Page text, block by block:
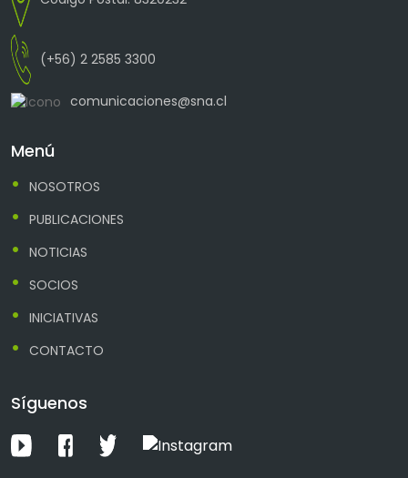
(+56) 2 2585 3300
comunicaciones@sna.cl
Menú
NOSOTROS
PUBLICACIONES
NOTICIAS
SOCIOS
INICIATIVAS
CONTACTO
Síguenos